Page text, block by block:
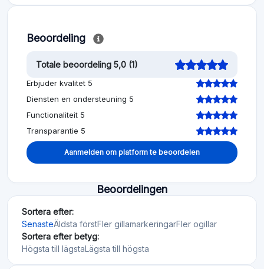
Beoordeling
Totale beoordeling 5,0 (1)
Erbjuder kvalitet 5
Diensten en ondersteuning 5
Functionaliteit 5
Transparantie 5
Aanmelden om platform te beoordelen
Beoordelingen
Sortera efter:
SenasteÄldsta förstFler gillamarkeringarFler ogillar
Sortera efter betyg:
Högsta till lägstaLägsta till högsta